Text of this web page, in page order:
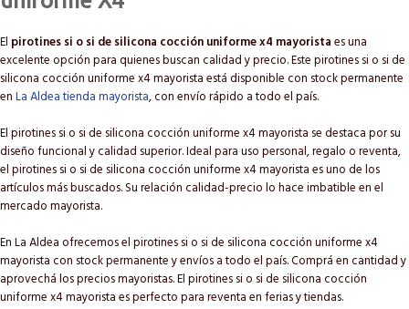
El pirotines si o si de silicona cocción uniforme x4 mayoristaes una
excelente opción para quienes buscan calidad y precio. Este pirotines si o si de
silicona cocción uniforme x4 mayorista está disponible con stock permanente
enLa Aldea tienda mayorista, con envío rápido a todo el país.
El pirotines si o si de silicona cocción uniforme x4 mayorista se destaca por su
diseño funcional y calidad superior. Ideal para uso personal, regalo o reventa,
el pirotines si o si de silicona cocción uniforme x4 mayorista es uno de los
artículos más buscados. Su relación calidad-precio lo hace imbatible en el
mercado mayorista.
En La Aldea ofrecemos el pirotines si o si de silicona cocción uniforme x4
mayorista con stock permanente y envíos a todo el país. Comprá en cantidad y
aprovechá los precios mayoristas. El pirotines si o si de silicona cocción
uniforme x4 mayorista es perfecto para reventa en ferias y tiendas.